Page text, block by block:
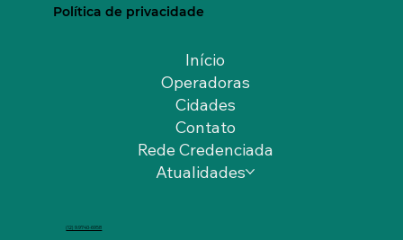
Política de privacidade
Início
Operadoras
Cidades
Contato
Rede Credenciada
Atualidades
(12) 9.9740-6958